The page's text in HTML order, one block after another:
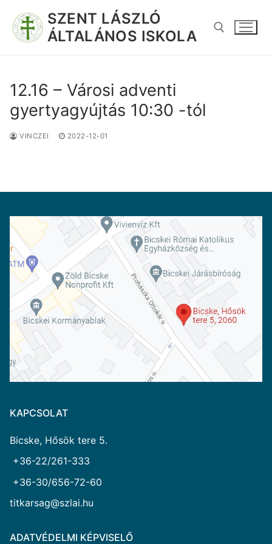
SZENT LÁSZLÓ
ÁLTALÁNOS ISKOLA
12.16 – Városi adventi
gyertyagyújtás 10:30 -tól
VINCZEI 2022-12-01
KAPCSOLAT
Bicske, Hősök tere 5.
+36-22/261-333
+36-30/656-72-60
titkarsag@szlai.hu
ADATVÉDELMI KÉPVISELŐ